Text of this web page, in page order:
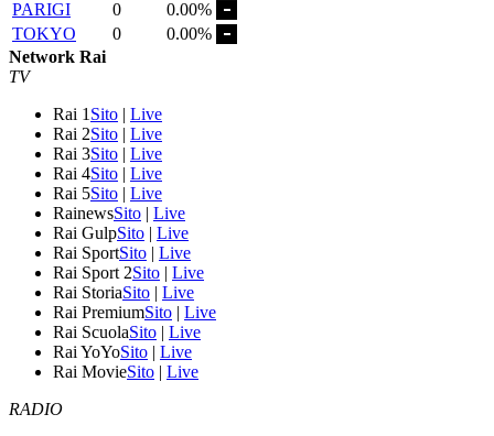
PARIGI
0
0.00%
TOKYO
0
0.00%
Network Rai
TV
Rai 1 Sito | Live
Rai 2Sito | Live
Rai 3Sito | Live
Rai 4Sito | Live
Rai 5Sito | Live
RainewsSito | Live
Rai GulpSito | Live
Rai SportSito | Live
Rai Sport 2Sito | Live
Rai StoriaSito | Live
Rai PremiumSito | Live
Rai ScuolaSito | Live
Rai YoYoSito | Live
Rai MovieSito | Live
RADIO